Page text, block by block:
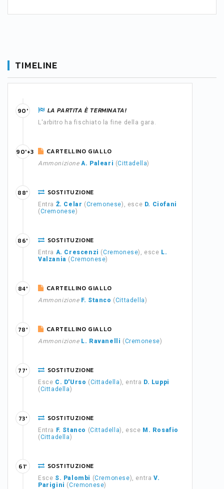
TIMELINE
LA PARTITA È TERMINATA!
L'arbitro ha fischiato la fine della gara.
90'
CARTELLINO GIALLO
Ammonizione A. Paleari (Cittadella)
90'+3
SOSTITUZIONE
Entra Ž. Celar (Cremonese), esce D. Ciofani
(Cremonese)
88'
SOSTITUZIONE
Entra A. Crescenzi (Cremonese), esce L.
Valzania (Cremonese)
86'
CARTELLINO GIALLO
Ammonizione F. Stanco (Cittadella)
84'
CARTELLINO GIALLO
Ammonizione L. Ravanelli (Cremonese)
78'
SOSTITUZIONE
Esce C. D'Urso (Cittadella), entra D. Luppi
(Cittadella)
77'
SOSTITUZIONE
Entra F. Stanco (Cittadella), esce M. Rosafio
(Cittadella)
73'
SOSTITUZIONE
Esce S. Palombi (Cremonese), entraV.
Parigini (Cremonese)
61'